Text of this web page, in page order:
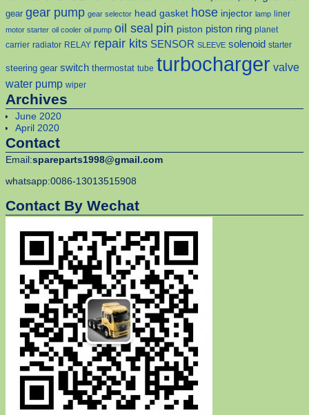
gear gear pump gear selector head gasket hose injector lamp liner
motor starter oil cooler oil pump oil seal pin piston piston ring planet
carrier radiator RELAY repair kits SENSOR SLEEVE solenoid starter
steering gear switch thermostat tube turbocharger valve
water pump wiper
Archives
June 2020
April 2020
Contact
Email:spareparts1998@gmail.com
whatsapp:0086-13013515908
Contact By Wechat